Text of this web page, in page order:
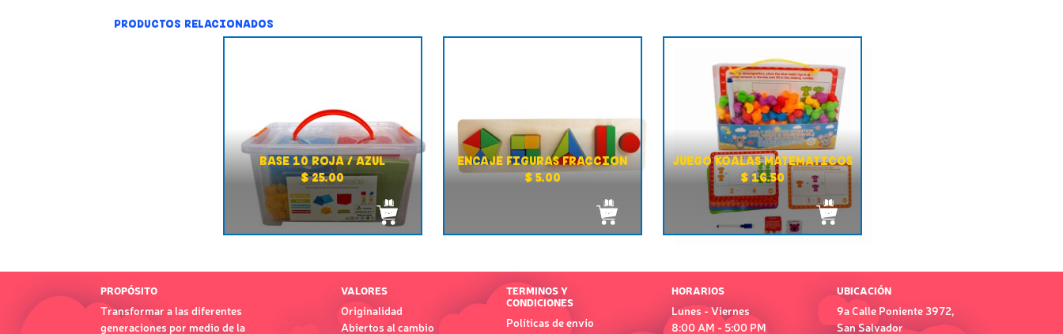
PRODUCTOS RELACIONADOS
BASE 10 ROJA / AZUL
$ 25.00
ENCAJE FIGURAS FRACCION
$ 5.00
JUEGO KOALAS MATEMATICOS
$ 16.50
PROPÓSITO
Transformar a las diferentes
generaciones por medio de la
VALORES
Originalidad
Abiertos al cambio
TERMINOS Y
CONDICIONES
Políticas de envío
HORARIOS
Lunes - Viernes
8:00 AM - 5:00 PM
UBICACIÓN
9a Calle Poniente 3972,
San Salvador